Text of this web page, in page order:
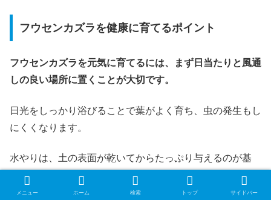
フウセンカズラを健康に育てるポイント
フウセンカズラを元気に育てるには、まず日当たりと風通
しの良い場所に置くことが大切です。
日光をしっかり浴びることで葉がよく育ち、虫の発生もし
にくくなります。
水やりは、土の表面が乾いてからたっぷり与えるのが基
本。
メニュー ホーム 検索 トップ サイドバー